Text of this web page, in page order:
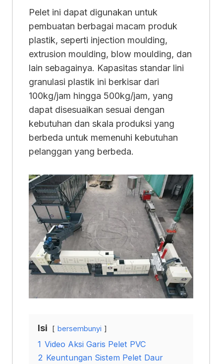
Pelet ini dapat digunakan untuk
pembuatan berbagai macam produk
plastik, seperti injection moulding,
extrusion moulding, blow moulding, dan
lain sebagainya. Kapasitas standar lini
granulasi plastik ini berkisar dari
100kg/jam hingga 500kg/jam, yang
dapat disesuaikan sesuai dengan
kebutuhan dan skala produksi yang
berbeda untuk memenuhi kebutuhan
pelanggan yang berbeda.
Isi bersembunyi
1 Video Aksi Garis Pelet PVC
2 Keuntungan Sistem Pelet Daur